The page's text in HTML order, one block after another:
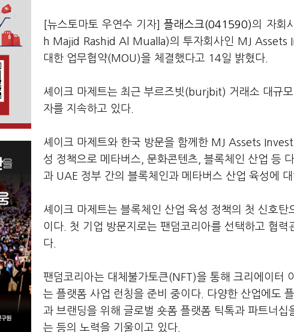
[뉴스토마토 우연수 기자]플래스크(041590)의 자회
h Majid Rashid Al Mualla)의 투자회사인 MJ Assets
대한 업무협약(MOU)을 체결했다고 14일 밝혔다.
셰이크 마제트는 최근 부르즈빗(burjbit) 거래소 대규
자를 지속하고 있다.
셰이크 마제트와 한국 방문을 함께한 MJ Assets
성 정책으로 메타버스, 문화콘텐츠, 블록체인 산업 등
과 UAE 정부 간의 블록체인과 메타버스 산업 육성에
셰이크 마제트는 블록체인 산업 육성 정책의 첫 신호
이다. 첫 기업 방문지로는 팬덤코리아를 선택하고 협
다.
팬덤코리아는 대체불가토큰(NFT)을 통해 크리에이터
는 플랫폼 사업 런칭을 준비 중이다. 다양한 산업에도
과 브랜딩을 위해 글로벌 숏폼 플랫폼 틱톡과 파트너
는 등의 노력을 기울이고 있다.